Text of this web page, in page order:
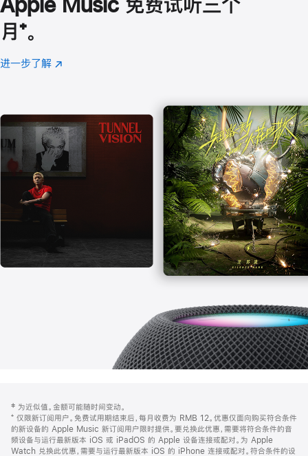
Apple Music 免费试听三个
月 脚
注
⁺。
进一步了解 Apple
(在
口
中
打
开)
页
页
脚
注
‡ 为近似值。金额可能随时间变动。
⁺ 仅限新订阅用户。免费试用期结束后，每月收费为 RMB 12。优惠仅面向购买符合条件
的新设备的 Apple Music 新订阅用户限时提供。要兑换此优惠，需要将符合条件的音
频设备与运行最新版本 iOS 或 iPadOS 的 Apple 设备连接或配对。为 Apple
Watch 兑换此优惠，需要与运行最新版本 iOS 的 iPhone 连接或配对。符合条件的设